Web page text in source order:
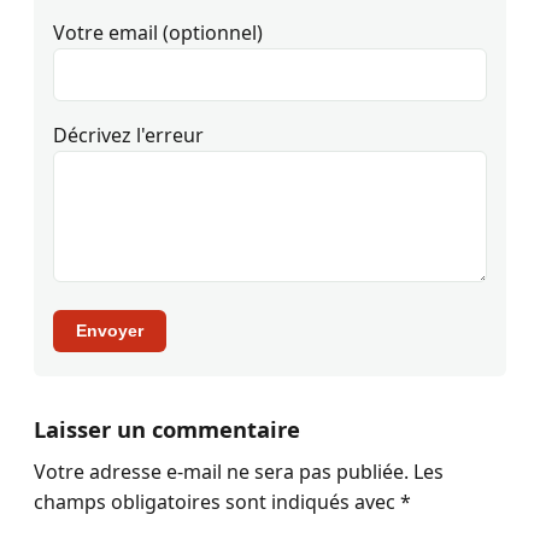
Votre email (optionnel)
Décrivez l'erreur
Envoyer
Laisser un commentaire
Votre adresse e-mail ne sera pas publiée. Les
champs obligatoires sont indiqués avec *